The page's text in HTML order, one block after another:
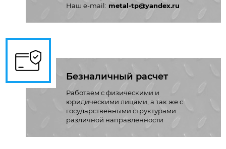
Наш e-mail: metal-tp@yandex.ru
Безналичный расчет
Работаем с физическими и
юридическими лицами, а так же с
государственными структурами
различной направленности